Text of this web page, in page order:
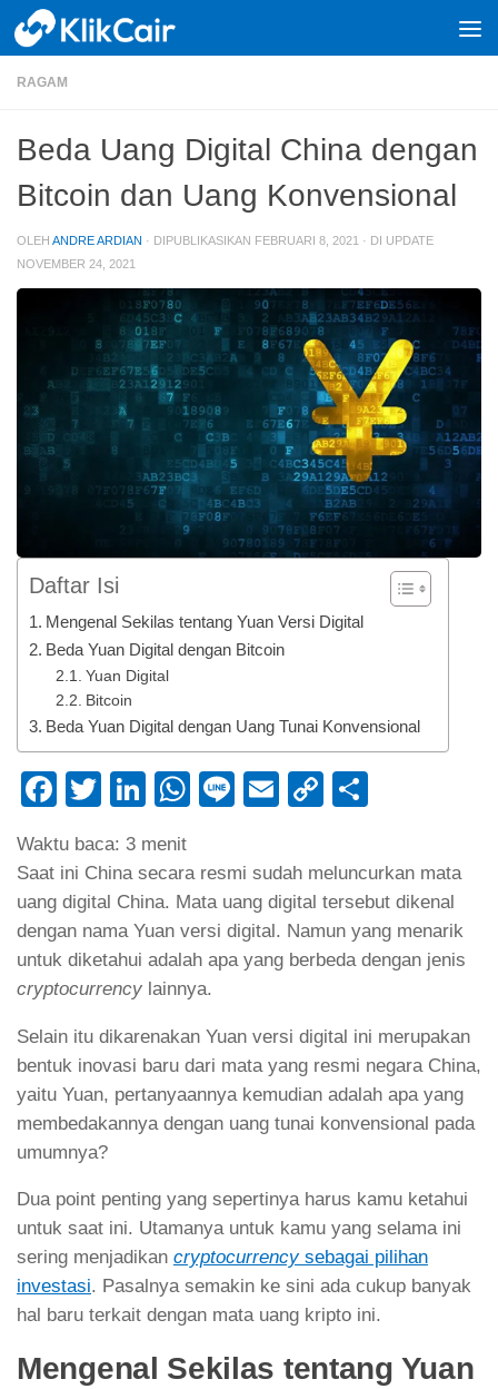
Skip to content
RAGAM
Beda Uang Digital China dengan
Bitcoin dan Uang Konvensional
OLEH ANDRE ARDIAN · DIPUBLIKASIKAN FEBRUARI 8, 2021 · DI UPDATE
NOVEMBER 24, 2021
Daftar Isi
Mengenal Sekilas tentang Yuan Versi Digital
Beda Yuan Digital dengan Bitcoin
Yuan Digital
Bitcoin
Beda Yuan Digital dengan Uang Tunai Konvensional
Facebook
TwitterLinkedIn
WhatsApp
LineEmailCopy
Waktu baca: 3 menit
Saat ini China secara resmi sudah meluncurkan mata
uang digital China. Mata uang digital tersebut dikenal
dengan nama Yuan versi digital. Namun yang menarik
untuk diketahui adalah apa yang berbeda dengan jenis
cryptocurrency lainnya.
Selain itu dikarenakan Yuan versi digital ini merupakan
bentuk inovasi baru dari mata yang resmi negara China,
yaitu Yuan, pertanyaannya kemudian adalah apa yang
membedakannya dengan uang tunai konvensional pada
umumnya?
Dua point penting yang sepertinya harus kamu ketahui
untuk saat ini. Utamanya untuk kamu yang selama ini
sering menjadikan cryptocurrency sebagai pilihan
investasi. Pasalnya semakin ke sini ada cukup banyak
hal baru terkait dengan mata uang kripto ini.
Mengenal Sekilas tentang Yuan